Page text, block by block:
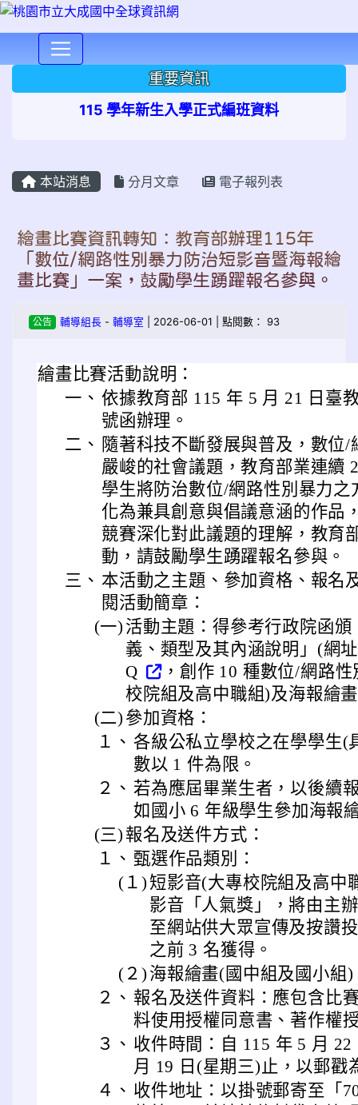
重要資訊
115 學年新生入學正式編班資料
本站消息 分月文章 電子報列表
繪畫比賽資訊轉知：教育部辦理115年
「數位/網路性別暴力防治短影音暨海報繪
畫比賽」一案，鼓勵學生踴躍報名參與。
公告 輔導組長- 輔導室 | 2026-06-01 | 點閱數： 93
繪畫比賽活動說明：
一、 依據教育部 115 年 5 月 21 日臺
號函辦理。
二、 隨著科技不斷發展與普及，數位
嚴峻的社會議題，教育部業連續
學生將防治數位/網路性別暴力
化為兼具創意與倡議意涵的作品
競賽深化對此議題的理解，教育
動，請鼓勵學生踴躍報名參與。
三、 本活動之主題、參加資格、報名
閱活動簡章：
(一) 活動主題：得參考行政院函
義、類型及其內涵說明」(網
Q
，創作 10 種數位/網路
校院組及高中職組)及海報繪
(二) 參加資格：
１、 各級公私立學校之在學學生(
數以 1 件為限。
２、 若為應屆畢業生者，以後續
如國小 6 年級學生參加海報
(三) 報名及送件方式：
１、 甄選作品類別：
(１) 短影音(大專校院組及高中
影音「人氣獎」，將由主
至網站供大眾宣傳及按讚
之前 3 名獲得。
(２) 海報繪畫(國中組及國小組)
２、 報名及送件資料：應包含比
料使用授權同意書、著作權
３、 收件時間：自 115 年 5 月
月 19 日(星期三)止，以郵戳
４、 收件地址：以掛號郵寄至「